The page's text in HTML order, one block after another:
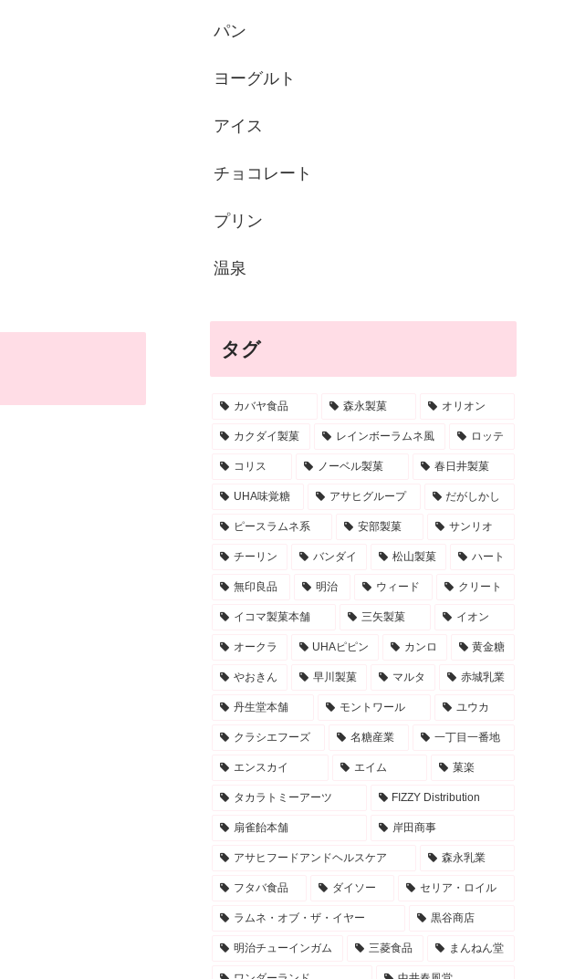
パン
ヨーグルト
アイス
チョコレート
プリン
温泉
タグ
カバヤ食品 森永製菓 オリオン
カクダイ製菓 レインボーラムネ風 ロッテ
コリス ノーベル製菓 春日井製菓
UHA味覚糖 アサヒグループ だがしかし
ピースラムネ系 安部製菓 サンリオ
チーリン バンダイ 松山製菓 ハート
無印良品 明治 ウィード クリート
イコマ製菓本舗 三矢製菓 イオン
オークラ UHAピピン カンロ 黄金糖
やおきん 早川製菓 マルタ 赤城乳業
丹生堂本舗 モントワール ユウカ
クラシエフーズ 名糖産業 一丁目一番地
エンスカイ エイム 菓楽
タカラトミーアーツ FIZZY Distribution
扇雀飴本舗 岸田商事
アサヒフードアンドヘルスケア 森永乳業
フタバ食品 ダイソー セリア・ロイル
ラムネ・オブ・ザ・イヤー 黒谷商店
明治チューインガム 三菱食品 まんねん堂